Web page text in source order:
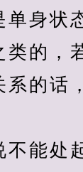
单身状
类的，
系的话
能处起